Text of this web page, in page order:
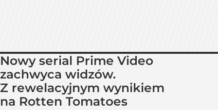
Nowy serial Prime Video
zachwyca widzów.
Z rewelacyjnym wynikiem
na Rotten Tomatoes